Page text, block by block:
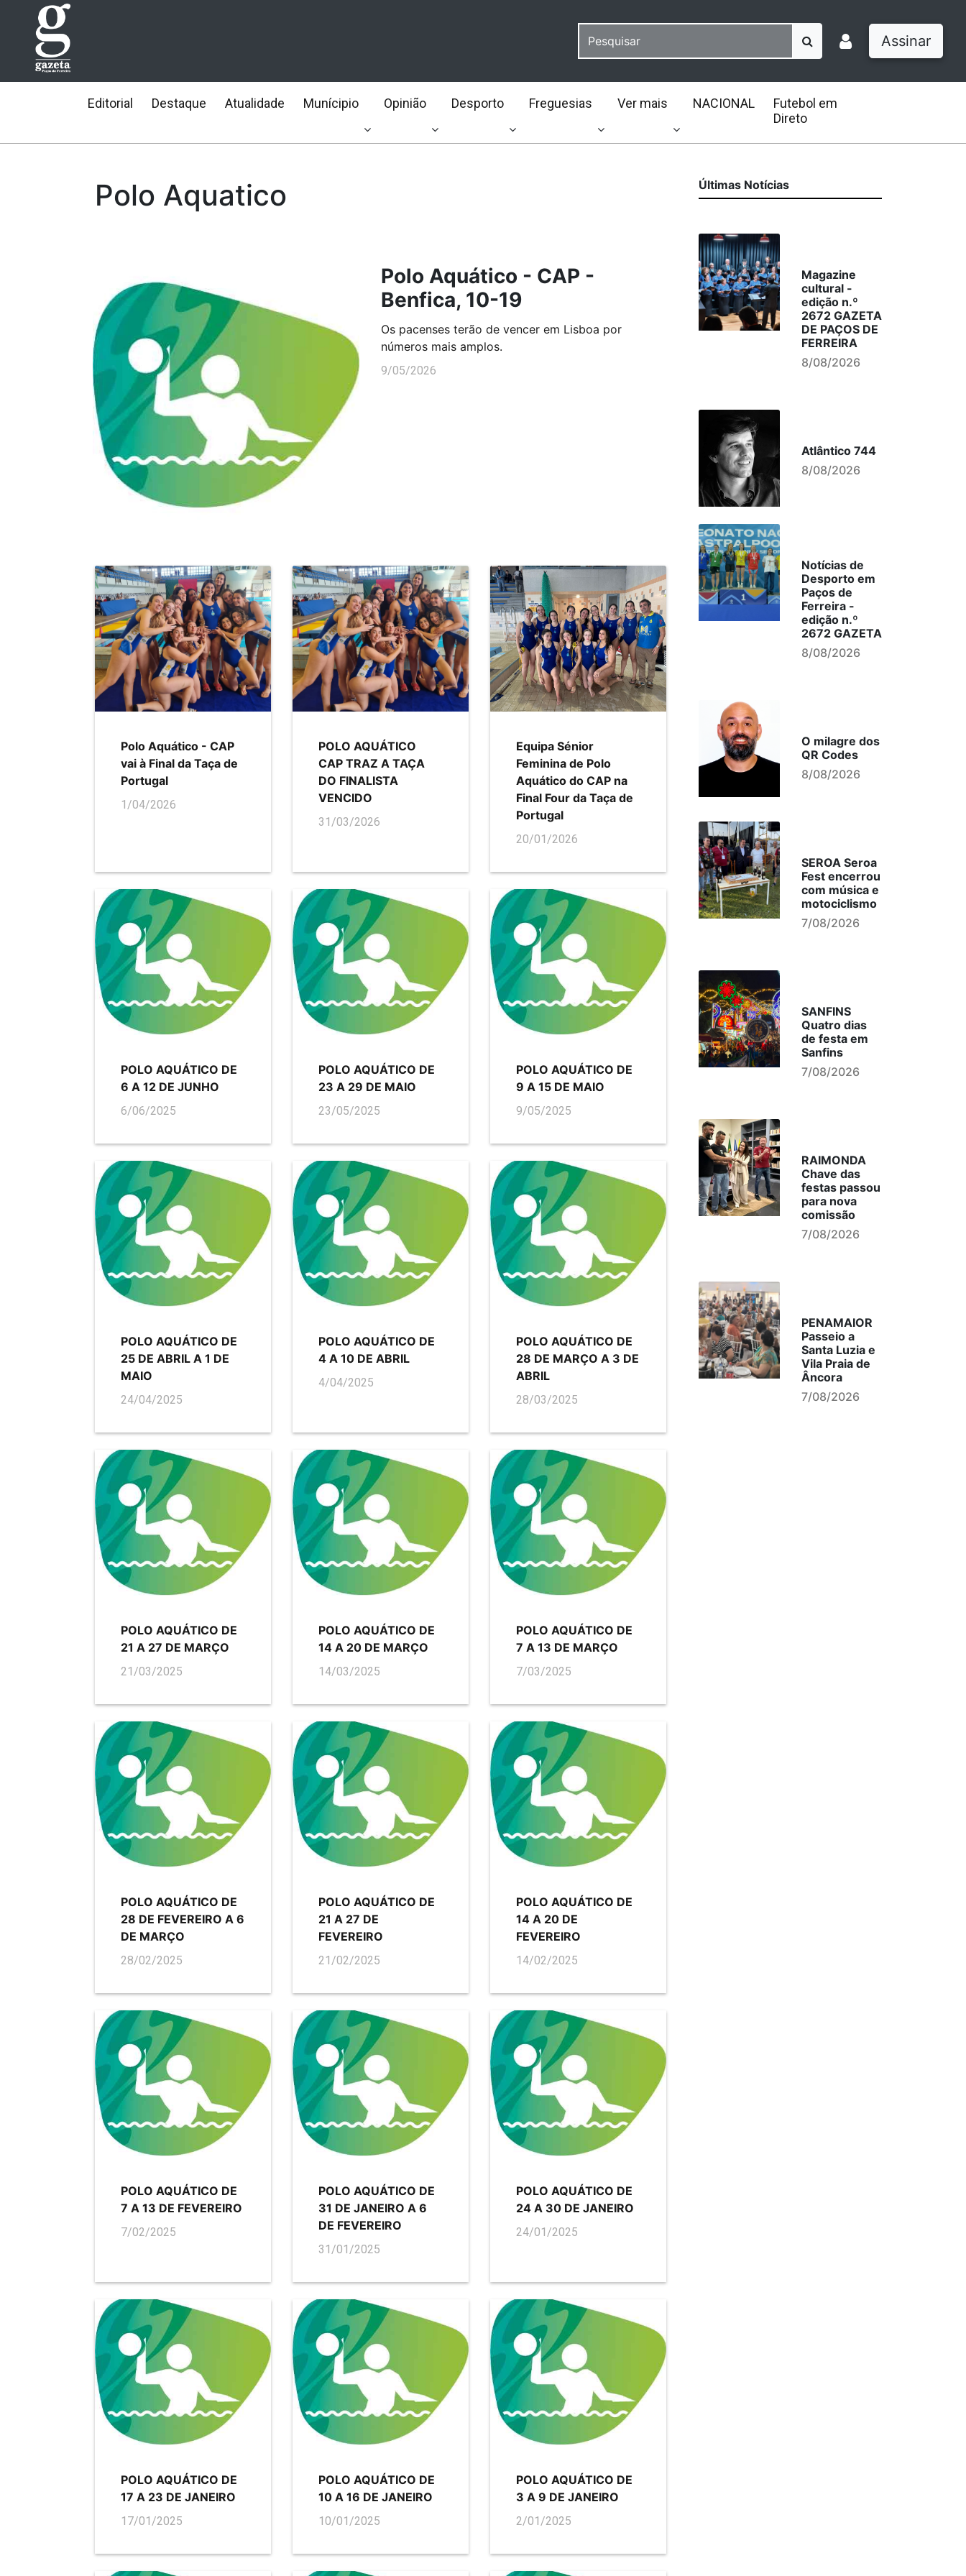
Assinar
Editorial Destaque Atualidade Munícipio Opinião Desporto Freguesias Ver mais NACIONAL
Futebol em
Direto
Polo Aquatico
Polo Aquático - CAP -
Benfica, 10-19
Os pacenses terão de vencer em Lisboa por
números mais amplos.
9/05/2026
Polo Aquático - CAP
vai à Final da Taça de
Portugal
1/04/2026
POLO AQUÁTICO
CAP TRAZ A TAÇA
DO FINALISTA
VENCIDO
31/03/2026
Equipa Sénior
Feminina de Polo
Aquático do CAP na
Final Four da Taça de
Portugal
20/01/2026
POLO AQUÁTICO DE
6 A 12 DE JUNHO
6/06/2025
POLO AQUÁTICO DE
23 A 29 DE MAIO
23/05/2025
POLO AQUÁTICO DE
9 A 15 DE MAIO
9/05/2025
POLO AQUÁTICO DE
25 DE ABRIL A 1 DE
MAIO
24/04/2025
POLO AQUÁTICO DE
4 A 10 DE ABRIL
4/04/2025
POLO AQUÁTICO DE
28 DE MARÇO A 3 DE
ABRIL
28/03/2025
POLO AQUÁTICO DE
21 A 27 DE MARÇO
21/03/2025
POLO AQUÁTICO DE
14 A 20 DE MARÇO
14/03/2025
POLO AQUÁTICO DE
7 A 13 DE MARÇO
7/03/2025
POLO AQUÁTICO DE
28 DE FEVEREIRO A 6
DE MARÇO
28/02/2025
POLO AQUÁTICO DE
21 A 27 DE
FEVEREIRO
21/02/2025
POLO AQUÁTICO DE
14 A 20 DE
FEVEREIRO
14/02/2025
POLO AQUÁTICO DE
7 A 13 DE FEVEREIRO
7/02/2025
POLO AQUÁTICO DE
31 DE JANEIRO A 6
DE FEVEREIRO
31/01/2025
POLO AQUÁTICO DE
24 A 30 DE JANEIRO
24/01/2025
POLO AQUÁTICO DE
17 A 23 DE JANEIRO
17/01/2025
POLO AQUÁTICO DE
10 A 16 DE JANEIRO
10/01/2025
POLO AQUÁTICO DE
3 A 9 DE JANEIRO
2/01/2025
Últimas Notícias
Magazine
cultural -
edição n.º
2672 GAZETA
DE PAÇOS DE
FERREIRA
8/08/2026
Atlântico 744
8/08/2026
Notícias de
Desporto em
Paços de
Ferreira -
edição n.º
2672 GAZETA
8/08/2026
O milagre dos
QR Codes
8/08/2026
SEROA Seroa
Fest encerrou
com música e
motociclismo
7/08/2026
SANFINS
Quatro dias
de festa em
Sanfins
7/08/2026
RAIMONDA
Chave das
festas passou
para nova
comissão
7/08/2026
PENAMAIOR
Passeio a
Santa Luzia e
Vila Praia de
Âncora
7/08/2026